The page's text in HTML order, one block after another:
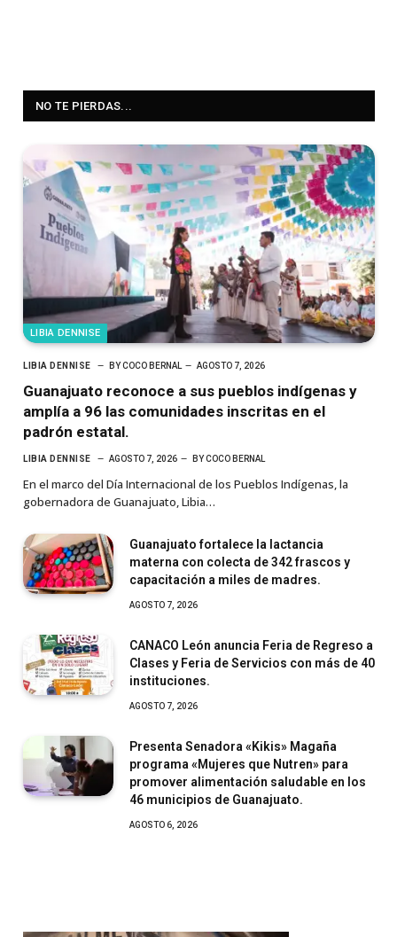
NO TE PIERDAS...
LIBIA DENNISE
LIBIA DENNISE BY COCO BERNAL AGOSTO 7, 2026
Guanajuato reconoce a sus pueblos indígenas y
amplía a 96 las comunidades inscritas en el
padrón estatal.
LIBIA DENNISE AGOSTO 7, 2026 BY COCO BERNAL
En el marco del Día Internacional de los Pueblos Indígenas, la
gobernadora de Guanajuato, Libia…
Guanajuato fortalece la lactancia
materna con colecta de 342 frascos y
capacitación a miles de madres.
AGOSTO 7, 2026
CANACO León anuncia Feria de Regreso a
Clases y Feria de Servicios con más de 40
instituciones.
AGOSTO 7, 2026
Presenta Senadora «Kikis» Magaña
programa «Mujeres que Nutren» para
promover alimentación saludable en los
46 municipios de Guanajuato.
AGOSTO 6, 2026